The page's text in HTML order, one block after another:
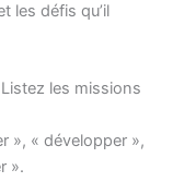
les défis qu’il
Listez les missions
», « développer »,
».